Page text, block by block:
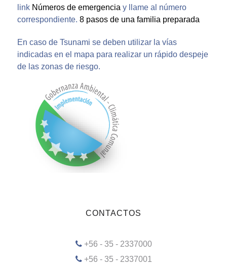
link Números de emergencia y llame al número
correspondiente. 8 pasos de una familia preparada
En caso de Tsunami se deben utilizar la vías
indicadas en el mapa para realizar un rápido despeje
de las zonas de riesgo.
CONTACTOS
+56 - 35 - 2337000
+56 - 35 - 2337001